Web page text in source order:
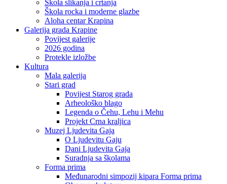
Škola slikanja i crtanja
Škola rocka i moderne glazbe
Aloha centar Krapina
Galerija grada Krapine
Povijest galerije
2026 godina
Protekle izložbe
Kultura
Mala galerija
Stari grad
Povijest Starog grada
Arheološko blago
Legenda o Čehu, Lehu i Mehu
Projekt Crna kraljica
Muzej Ljudevita Gaja
O Ljudevitu Gaju
Dani Ljudevita Gaja
Suradnja sa školama
Forma prima
Međunarodni simpozij kipara Forma prima